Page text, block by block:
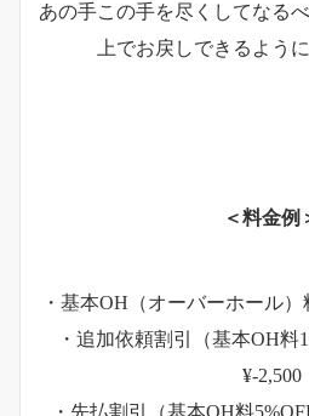
あの手この手を尽くしてなる
上でお戻しできるよう
＜料金例
・基本OH（オーバーホール
・追加依頼割引（基本OH
¥-2,500